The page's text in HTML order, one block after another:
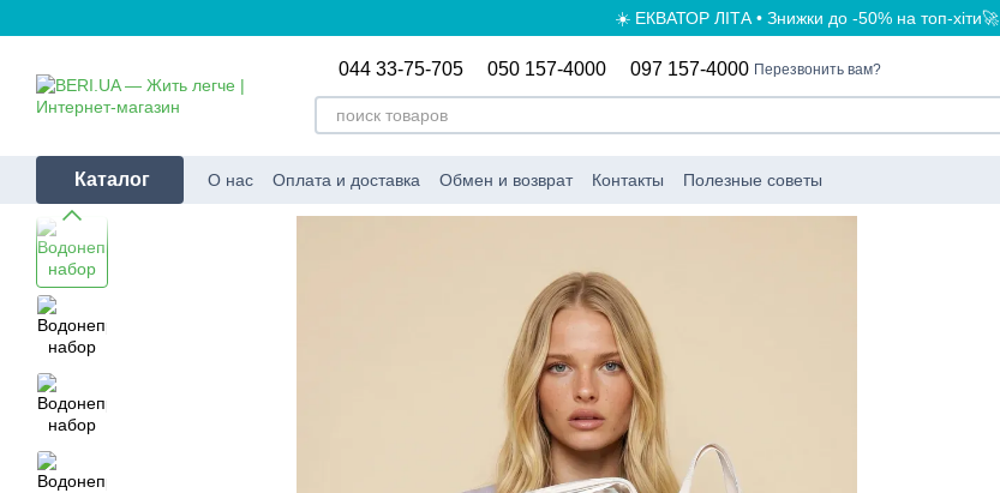
☀️ ЕКВАТОР ЛІТА • Знижки до -50% на топ-хіти🚀
044 33-75-705 050 157-4000 097 157-4000 Перезвонить вам?
Каталог О нас Оплата и доставка Обмен и возврат Контакты Полезные советы